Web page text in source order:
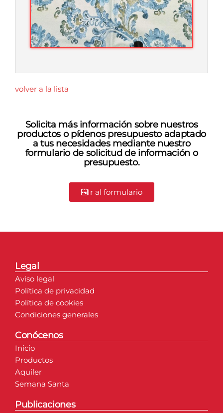
volver a la lista
Solicita más información sobre nuestros
productos o pídenos presupuesto adaptado
a tus necesidades mediante nuestro
formulario de solicitud de información o
presupuesto.
Ir al formulario
Legal
Aviso legal
Política de privacidad
Política de cookies
Condiciones generales
Conócenos
Inicio
Productos
Aquiler
Semana Santa
Publicaciones